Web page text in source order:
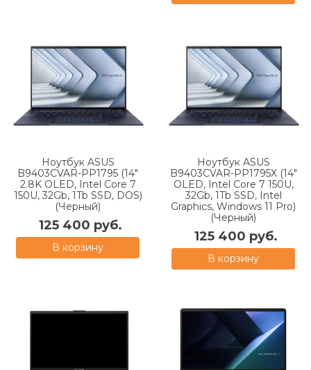
Ноутбук ASUS
B9403CVAR-PP1795 (14"
2.8K OLED, Intel Core 7
150U, 32Gb, 1Tb SSD, DOS)
(Черный)
125 400 руб.
В корзину
Ноутбук ASUS
B9403CVAR-PP1795X (14"
OLED, Intel Core 7 150U,
32Gb, 1Tb SSD, Intel
Graphics, Windows 11 Pro)
(Черный)
125 400 руб.
В корзину